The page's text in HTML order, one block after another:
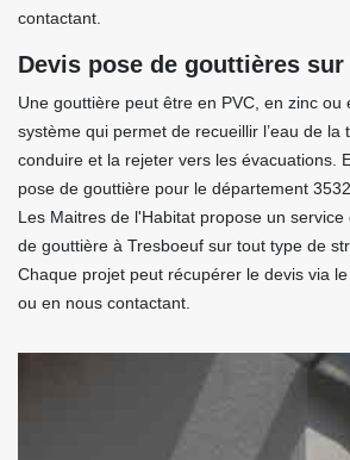
contactant.
Devis pose de gouttières sur
Une gouttière peut être en PVC, en zinc ou
système qui permet de recueillir l’eau de la
conduire et la rejeter vers les évacuations.
pose de gouttière pour le département
Les Maitres de l'Habitat propose un service
de gouttière à Tresboeuf sur tout type de
Chaque projet peut récupérer le devis via
ou en nous contactant.